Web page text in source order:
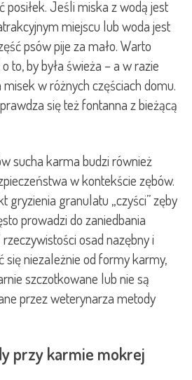
posiłek. Jeśli miska z wodą jest
miejscu lub woda jest
psów pije za mało. Warto
to, by była świeża – a w razie
w różnych częściach domu.
się też fontanna z bieżącą
sucha karma budzi również
w kontekście zębów.
gryzienia granulatu „czyści” zęby
prowadzi do zaniedbania
osad nazębny i
niezależnie od formy karmy,
szczotkowane lub nie są
przez weterynarza metody
przy karmie mokrej